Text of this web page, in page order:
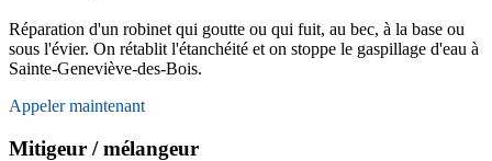
Réparation d'un robinet qui goutte ou qui fuit, au bec, à la base ou
sous l'évier. On rétablit l'étanchéité et on stoppe le gaspillage d'eau à
Sainte-Geneviève-des-Bois.
Appeler maintenant
Mitigeur / mélangeur